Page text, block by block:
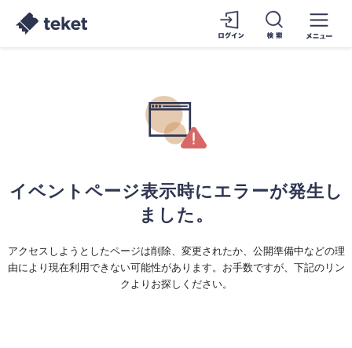
イベントページ表示時にエラーが発生し
ました。
アクセスしようとしたページは削除、変更されたか、公開準備中などの理
由により現在利用できない可能性があります。お手数ですが、下記のリン
クよりお探しください。